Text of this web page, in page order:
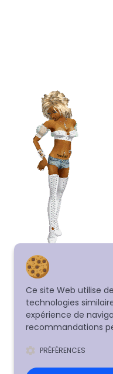
Ce site Web utilise
technologies
expérience de
recommandations
PRÉFÉRENCES